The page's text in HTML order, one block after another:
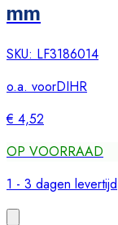
mm
SKU: LF3186014
o.a. voorDIHR
€ 4,52
OP VOORRAAD
1 - 3 dagen levertijd